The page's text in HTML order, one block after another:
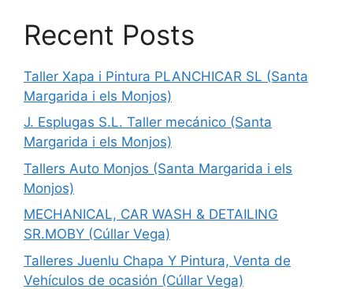
Recent Posts
Taller Xapa i Pintura PLANCHICAR SL (Santa
Margarida i els Monjos)
J. Esplugas S.L. Taller mecánico (Santa
Margarida i els Monjos)
Tallers Auto Monjos (Santa Margarida i els
Monjos)
MECHANICAL, CAR WASH & DETAILING
SR.MOBY (Cúllar Vega)
Talleres Juenlu Chapa Y Pintura, Venta de
Vehículos de ocasión (Cúllar Vega)